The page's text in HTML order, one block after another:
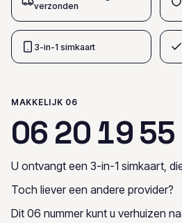
verzonden
3-in-1 simkaart
MAKKELIJK 06
06 201955
U ontvangt een 3-in-1 simkaart,
Toch liever een andere provider?
Dit 06 nummer kunt u verhuizen